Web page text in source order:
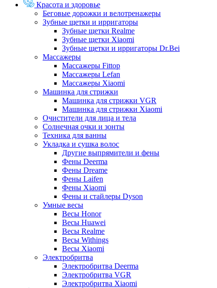
Красота и здоровье
Беговые дорожки и велотренажеры
Зубные щетки и ирригаторы
Зубные щетки Realme
Зубные щетки Xiaomi
Зубные щетки и ирригаторы Dr.Bei
Массажеры
Массажеры Fittop
Массажеры Lefan
Массажеры Xiaomi
Машинка для стрижки
Машинка для стрижки VGR
Машинка для стрижки Xiaomi
Очистители для лица и тела
Солнечная очки и зонты
Техника для ванны
Укладка и сушка волос
Другие выпрямители и фены
Фены Deerma
Фены Dreame
Фены Laifen
Фены Xiaomi
Фены и стайлеры Dyson
Умные весы
Весы Honor
Весы Huawei
Весы Realme
Весы Withings
Весы Xiaomi
Электробритва
Электробритва Deerma
Электробритва VGR
Электробритва Xiaomi